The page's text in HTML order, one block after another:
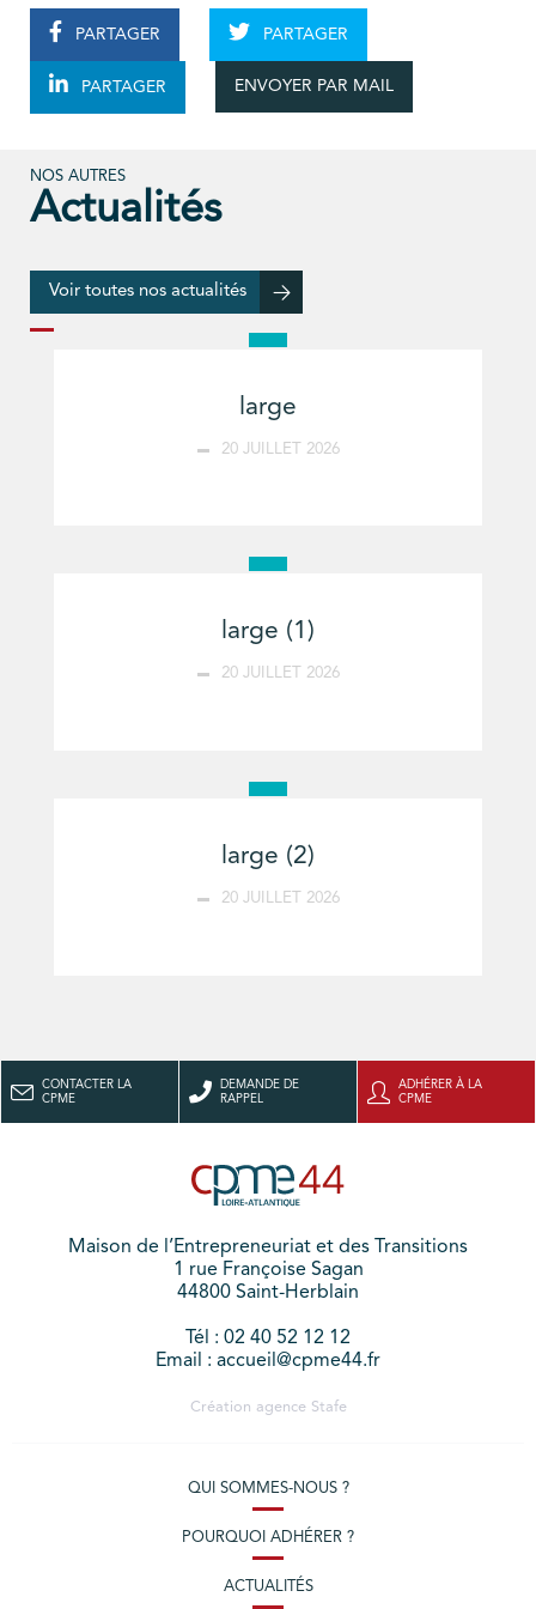
PARTAGER PARTAGER
PARTAGER ENVOYER PAR MAIL
NOS AUTRES
Actualités
Voir toutes nos actualités
large
20 JUILLET 2026
large (1)
20 JUILLET 2026
large (2)
20 JUILLET 2026
CONTACTER LA
CPME
DEMANDE DE
RAPPEL
ADHÉRER À LA
CPME
Maison de l’Entrepreneuriat et des Transitions
1 rue Françoise Sagan
44800 Saint-Herblain
Tél : 02 40 52 12 12
Email : accueil@cpme44.fr
Création agence Stafe
QUI SOMMES-NOUS ?
POURQUOI ADHÉRER ?
ACTUALITÉS